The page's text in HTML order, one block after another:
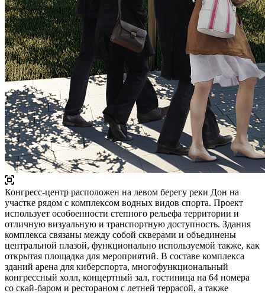
Конгресс-центр расположен на левом берегу реки Дон на
участке рядом с комплексом водных видов спорта. Проект
использует особоенности степного рельефа территории и
отличную визуальную и транспортную доступность. Здания
комплекса связаны между собой скверами и объединены
центральной плазой, функционально используемой также, как
открытая площадка для мероприятий. В составе комплекса
зданий арена для киберспорта, многофункциональный
конгрессный холл, концертный зал, гостиница на 64 номера
со скай-баром и рестораном с летней террасой, а также